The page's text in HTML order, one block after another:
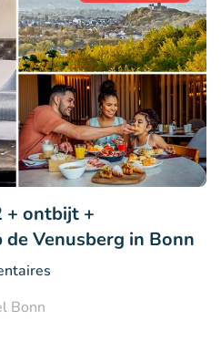
+ ontbijt +
Venusberg in Bonn
Bonn